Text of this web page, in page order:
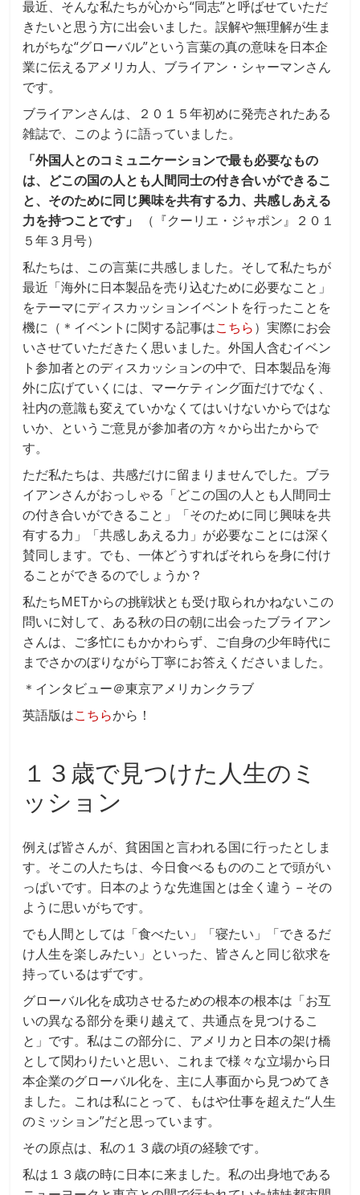
最近、そんな私たちが心から“同志”と呼ばせていただ
きたいと思う方に出会いました。誤解や無理解が生ま
れがちな“グローバル”という言葉の真の意味を日本企
業に伝えるアメリカ人、ブライアン・シャーマンさん
です。
ブライアンさんは、２０１５年初めに発売されたある
雑誌で、このように語っていました。
「外国人とのコミュニケーションで最も必要なもの
は、どこの国の人とも人間同士の付き合いができるこ
と、そのために同じ興味を共有する力、共感しあえる
力を持つことです」
（『クーリエ・ジャポン』２０１
５年３月号）
私たちは、この言葉に共感しました。そして私たちが
最近「海外に日本製品を売り込むために必要なこと」
をテーマにディスカッションイベントを行ったことを
機に（＊イベントに関する記事はこちら）実際にお会
いさせていただきたく思いました。外国人含むイベン
ト参加者とのディスカッションの中で、日本製品を海
外に広げていくには、マーケティング面だけでなく、
社内の意識も変えていかなくてはいけないからではな
いか、というご意見が参加者の方々から出たからで
す。
ただ私たちは、共感だけに留まりませんでした。ブラ
イアンさんがおっしゃる「どこの国の人とも人間同士
の付き合いができること」「そのために同じ興味を共
有する力」「共感しあえる力」が必要なことには深く
賛同します。でも、一体どうすればそれらを身に付け
ることができるのでしょうか？
私たちMETからの挑戦状とも受け取られかねないこの
問いに対して、ある秋の日の朝に出会ったブライアン
さんは、ご多忙にもかかわらず、ご自身の少年時代に
までさかのぼりながら丁寧にお答えくださいました。
＊インタビュー＠東京アメリカンクラブ
英語版はこちらから！
１３歳で見つけた人生のミ
ッション
例えば皆さんが、貧困国と言われる国に行ったとしま
す。そこの人たちは、今日食べるもののことで頭がい
っぱいです。日本のような先進国とは全く違う – その
ように思いがちです。
でも人間としては「食べたい」「寝たい」「できるだ
け人生を楽しみたい」といった、皆さんと同じ欲求を
持っているはずです。
グローバル化を成功させるための根本の根本は「お互
いの異なる部分を乗り越えて、共通点を見つけるこ
と」です。私はこの部分に、アメリカと日本の架け橋
として関わりたいと思い、これまで様々な立場から日
本企業のグローバル化を、主に人事面から見つめてき
ました。これは私にとって、もはや仕事を超えた“人生
のミッション”だと思っています。
その原点は、私の１３歳の頃の経験です。
私は１３歳の時に日本に来ました。私の出身地である